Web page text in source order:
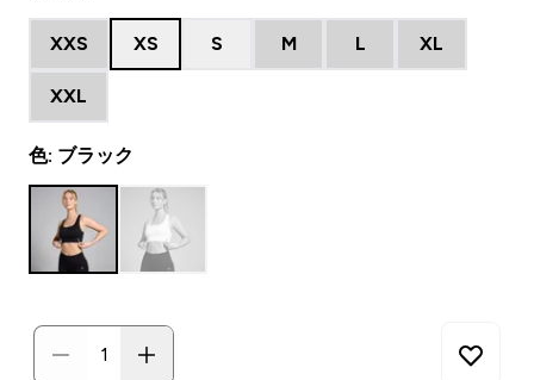
XXS XS S M L XL
XXL
色: ブラック